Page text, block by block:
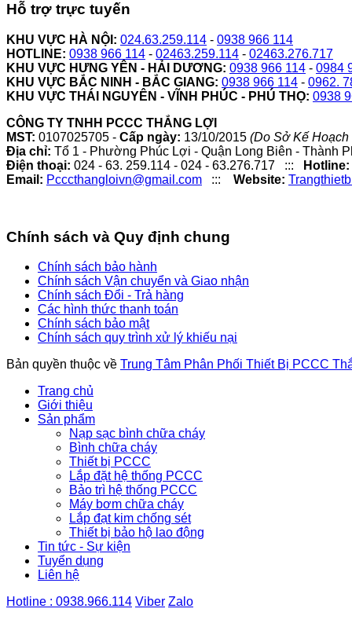
Hỗ trợ trực tuyến
KHU VỰC HÀ NỘI: 024.63.259.114 - 0938 966 114
HOTLINE: 0938 966 114 - 02463.259.114 - 02463.276.717
KHU VỰC HƯNG YÊN - HẢI DƯƠNG: 0938 966 114 - 0984
KHU VỰC BẮC NINH - BẮC GIANG: 0938 966 114 - 0962.
KHU VỰC THÁI NGUYÊN - VĨNH PHÚC - PHÚ THỌ: 0938
CÔNG TY TNHH PCCC THẮNG LỢI
MST: 0107025705 - Cấp ngày: 13/10/2015 (Do Sở Kế
Địa chỉ: Tổ 1 - Phường Phúc Lợi - Quận Long Biên - Thành
Điện thoại: 024 - 63. 259.114 - 024 - 63.276.717 ::: Hotline:
Email: Pcccthangloivn@gmail.com ::: Website:
Chính sách và Quy định chung
Chính sách bảo hành
Chính sách Vận chuyển và Giao nhận
Chính sách Đổi - Trả hàng
Các hình thức thanh toán
Chính sách bảo mật
Chính sách quy trình xử lý khiếu nại
Bản quyền thuộc về Trung Tâm Phân Phối Thiết Bị PCCC
Trang chủ
Giới thiệu
Sản phẩm
Nạp sạc bình chữa cháy
Bình chữa cháy
Thiết bị PCCC
Lắp đặt hệ thống PCCC
Bảo trì hệ thống PCCC
Máy bơm chữa cháy
Lắp đạt kim chống sét
Thiết bị bảo hộ lao động
Tin tức - Sự kiện
Tuyển dụng
Liên hệ
Hotline : 0938.966.114 Viber Zalo